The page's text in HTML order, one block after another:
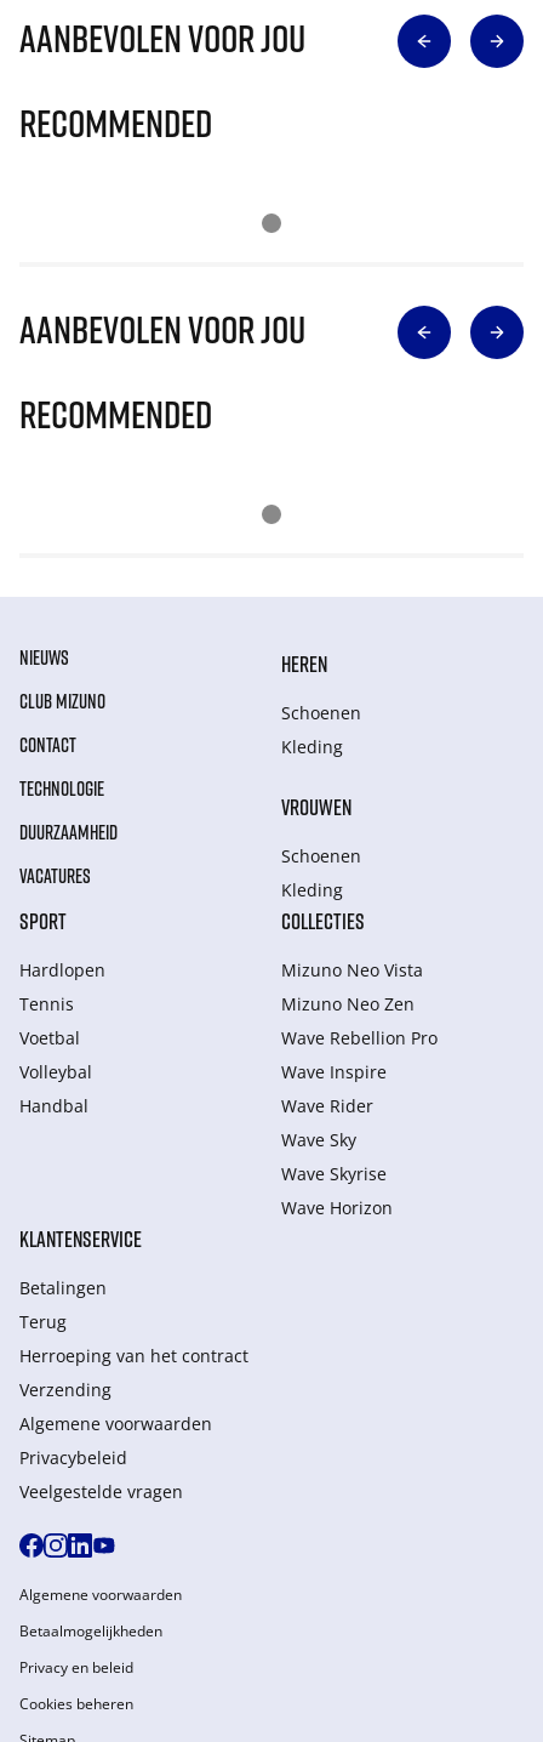
Aanbevolen voor jou
Recommended
Aanbevolen voor jou
Recommended
NIEUWS
CLUB MIZUNO
CONTACT
TECHNOLOGIE
DUURZAAMHEID
VACATURES
HEREN
Schoenen
Kleding
VROUWEN
Schoenen
Kleding
SPORT
Hardlopen
Tennis
Voetbal
Volleybal
Handbal
COLLECTIES
Mizuno Neo Vista
Mizuno Neo Zen
Wave Rebellion Pro
Wave Inspire
Wave Rider
Wave Sky
Wave Skyrise
Wave Horizon
KLANTENSERVICE
Betalingen
Terug
Herroeping van het contract
Verzending
Algemene voorwaarden
Privacybeleid
Veelgestelde vragen
Algemene voorwaarden
Betaalmogelijkheden
Privacy en beleid
Cookies beheren